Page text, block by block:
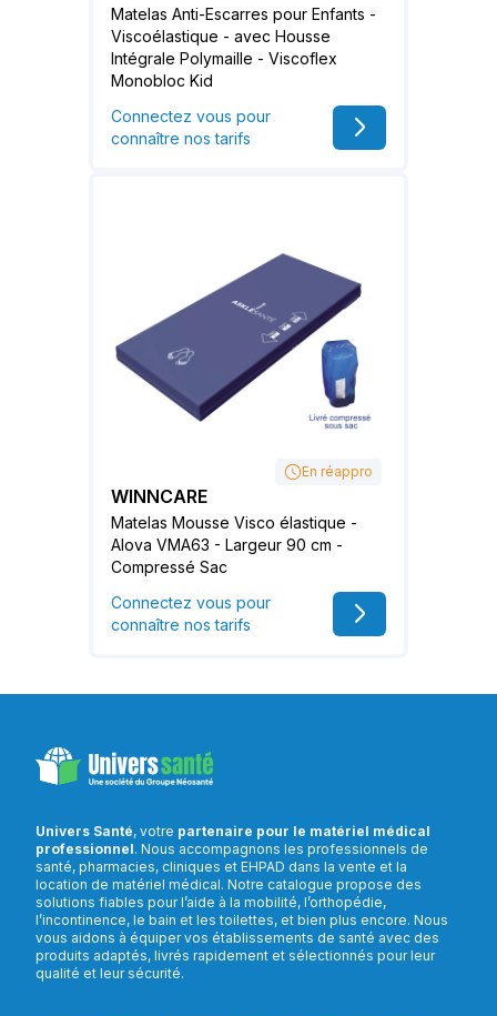
Matelas Anti-Escarres pour Enfants -
Viscoélastique - avec Housse
Intégrale Polymaille - Viscoflex
Monobloc Kid
Connectez vous pour
connaître nos tarifs
En réappro
WINNCARE
Matelas Mousse Visco élastique -
Alova VMA63 - Largeur 90 cm -
Compressé Sac
Connectez vous pour
connaître nos tarifs
Univers Santé, votre partenaire pour le matériel médical
professionnel. Nous accompagnons les professionnels de
santé, pharmacies, cliniques et EHPAD dans la vente et la
location de matériel médical. Notre catalogue propose des
solutions fiables pour l’aide à la mobilité, l’orthopédie,
l’incontinence, le bain et les toilettes, et bien plus encore. Nous
vous aidons à équiper vos établissements de santé avec des
produits adaptés, livrés rapidement et sélectionnés pour leur
qualité et leur sécurité.